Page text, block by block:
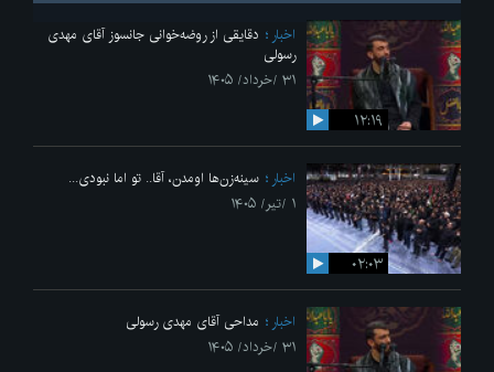
۱۲:۱۹
اخبار
دقایقی از روضه‌خوانی جانسوز آقای مهدی
رسولی
۳۱ /خرداد/ ۱۴۰۵
۰۲:۰۳
اخبار
سینه‌زن‌ها اومدن،‌ آقا.. تو اما نبودی...
۱ /تیر/ ۱۴۰۵
اخبار
مداحی آقای مهدی رسولی
۳۱ /خرداد/ ۱۴۰۵